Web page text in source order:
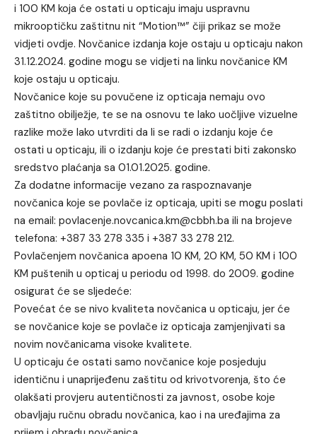
i 100 KM koja će ostati u opticaju imaju uspravnu
mikrooptičku zaštitnu nit “Motion™” čiji prikaz se može
vidjeti ovdje. Novčanice izdanja koje ostaju u opticaju nakon
31.12.2024. godine mogu se vidjeti na linku novčanice KM
koje ostaju u opticaju.
Novčanice koje su povučene iz opticaja nemaju ovo
zaštitno obilježje, te se na osnovu te lako uočljive vizuelne
razlike može lako utvrditi da li se radi o izdanju koje će
ostati u opticaju, ili o izdanju koje će prestati biti zakonsko
sredstvo plaćanja sa 01.01.2025. godine.
Za dodatne informacije vezano za raspoznavanje
novčanica koje se povlače iz opticaja, upiti se mogu poslati
na email: povlacenje.novcanica.km@cbbh.ba ili na brojeve
telefona: +387 33 278 335 i +387 33 278 212.
Povlačenjem novčanica apoena 10 KM, 20 KM, 50 KM i 100
KM puštenih u opticaj u periodu od 1998. do 2009. godine
osigurat će se sljedeće:
Povećat će se nivo kvaliteta novčanica u opticaju, jer će
se novčanice koje se povlače iz opticaja zamjenjivati sa
novim novčanicama visoke kvalitete.
U opticaju će ostati samo novčanice koje posjeduju
identičnu i unaprijeđenu zaštitu od krivotvorenja, što će
olakšati provjeru autentičnosti za javnost, osobe koje
obavljaju ručnu obradu novčanica, kao i na uređajima za